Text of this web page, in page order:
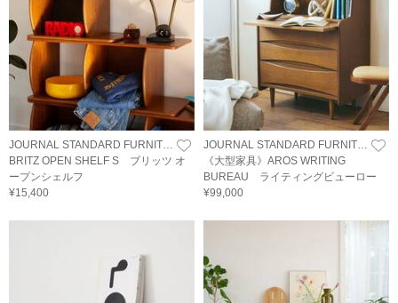
JOURNAL STANDARD FURNITURE
BRITZ OPEN SHELF S ブリッツ オ
ープンシェルフ
¥15,400
JOURNAL STANDARD FURNITURE
《大型家具》AROS WRITING
BUREAU ライティングビューロー
¥99,000